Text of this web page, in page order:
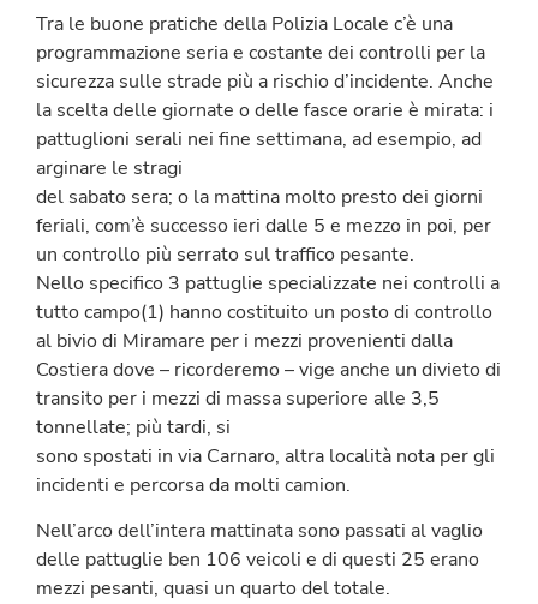
Tra le buone pratiche della Polizia Locale c’è una
programmazione seria e costante dei controlli per la
sicurezza sulle strade più a rischio d’incidente. Anche
la scelta delle giornate o delle fasce orarie è mirata: i
pattuglioni serali nei fine settimana, ad esempio, ad
arginare le stragi
del sabato sera; o la mattina molto presto dei giorni
feriali, com’è successo ieri dalle 5 e mezzo in poi, per
un controllo più serrato sul traffico pesante.
Nello specifico 3 pattuglie specializzate nei controlli a
tutto campo(1) hanno costituito un posto di controllo
al bivio di Miramare per i mezzi provenienti dalla
Costiera dove – ricorderemo – vige anche un divieto di
transito per i mezzi di massa superiore alle 3,5
tonnellate; più tardi, si
sono spostati in via Carnaro, altra località nota per gli
incidenti e percorsa da molti camion.
Nell’arco dell’intera mattinata sono passati al vaglio
delle pattuglie ben 106 veicoli e di questi 25 erano
mezzi pesanti, quasi un quarto del totale.